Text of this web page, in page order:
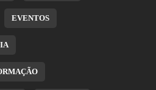
EVENTOS